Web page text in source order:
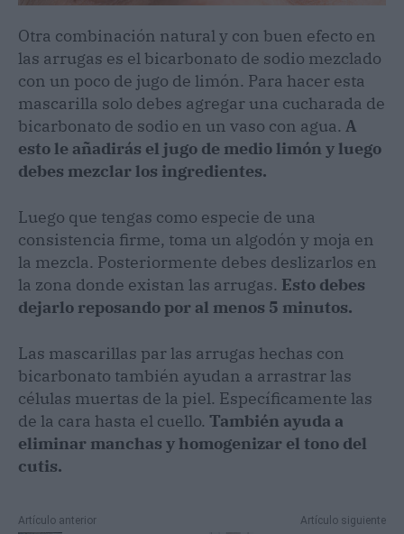
Otra combinación natural y con buen efecto en
las arrugas es el bicarbonato de sodio mezclado
con un poco de jugo de limón. Para hacer esta
mascarilla solo debes agregar una cucharada de
bicarbonato de sodio en un vaso con agua. A
esto le añadirás el jugo de medio limón y luego
debes mezclar los ingredientes.
Luego que tengas como especie de una
consistencia firme, toma un algodón y moja en
la mezcla. Posteriormente debes deslizarlos en
la zona donde existan las arrugas. Esto debes
dejarlo reposando por al menos 5 minutos.
Las mascarillas par las arrugas hechas con
bicarbonato también ayudan a arrastrar las
células muertas de la piel. Específicamente las
de la cara hasta el cuello. También ayuda a
eliminar manchas y homogenizar el tono del
cutis.
Artículo anterior
Artículo siguiente